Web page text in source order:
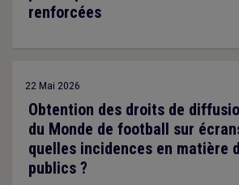
renforcées
22 Mai 2026
Obtention des droits de
du Monde de football sur
quelles incidences en matière
publics ?